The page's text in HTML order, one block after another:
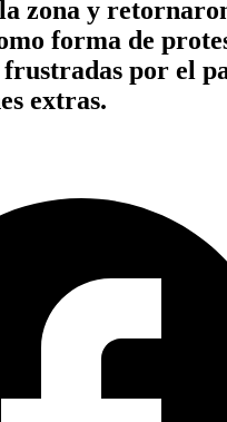
zona y
forma de
frustradas por el
extras.